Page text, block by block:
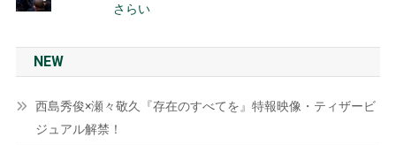
さらい
NEW
西島秀俊×瀬々敬久『存在のすべてを』特報映像・ティザービ
ジュアル解禁！